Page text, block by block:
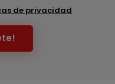
de privacidad